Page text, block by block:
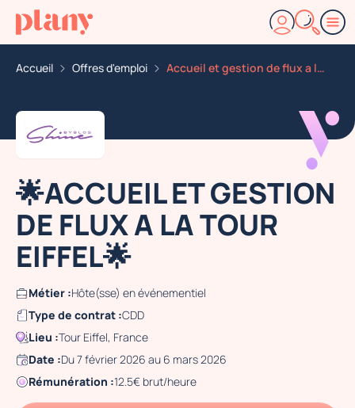
Accueil Offres d'emploi Accueil et gestion de flux a la tour eiffel
🌟ACCUEIL ET GESTION
DE FLUX A LA TOUR
EIFFEL🌟
Métier :Hôte(sse) en événementiel
Type de contrat :CDD
Lieu :Tour Eiffel, France
Date :Du 7 février 2026 au 6 mars 2026
Rémunération :12.5€ brut/heure